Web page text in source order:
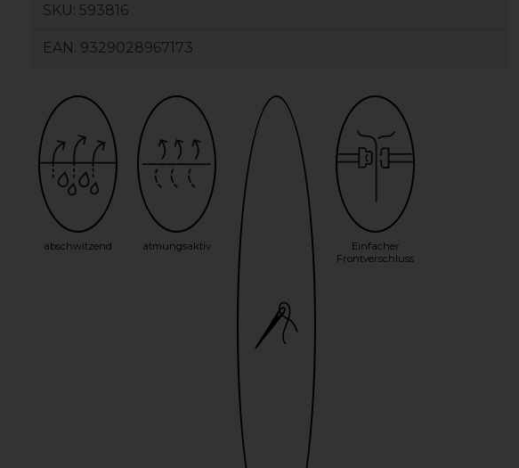
SKU: 593816
EAN: 9329028967173
abschwitzend atmungsaktiv
Einfacher
Frontverschluss